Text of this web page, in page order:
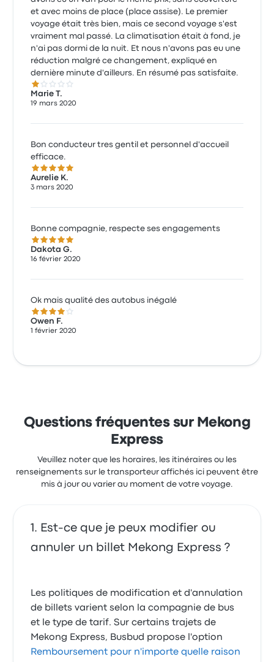
et avec moins de place (place assise). Le premier
voyage était très bien, mais ce second voyage s'est
vraiment mal passé. La climatisation était à fond, je
n'ai pas dormi de la nuit. Et nous n'avons pas eu une
réduction malgré ce changement, expliqué en
dernière minute d'ailleurs. En résumé pas satisfaite.
1.0 sur 5 étoiles
Marie T.
19 mars 2020
Bon conducteur tres gentil et personnel d'accueil
efficace.
5.0 sur 5 étoiles
Aurelie K.
3 mars 2020
Bonne compagnie, respecte ses engagements
5.0 sur 5 étoiles
Dakota G.
16 février 2020
Ok mais qualité des autobus inégalé
4.0 sur 5 étoiles
Owen F.
1 février 2020
Questions fréquentes sur Mekong
Express
Veuillez noter que les horaires, les itinéraires ou les
renseignements sur le transporteur affichés ici peuvent être
mis à jour ou varier au moment de votre voyage.
Est-ce que je peux modifier ou
annuler un billet Mekong Express ?
Les politiques de modification et d'annulation
de billets varient selon la compagnie de bus
et le type de tarif. Sur certains trajets de
Mekong Express, Busbud propose l'option
Remboursement pour n'importe quelle raison